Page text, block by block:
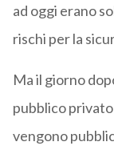
ad oggi erano
rischi per la
Ma il giorno
pubblico
vengono